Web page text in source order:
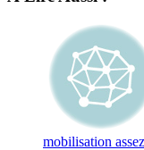
mobilisation